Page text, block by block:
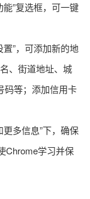
”复选框，可一键
”，可添加新的地
、街道地址、城
码等；添加信用卡
多信息”下，确保
Chrome学习并保